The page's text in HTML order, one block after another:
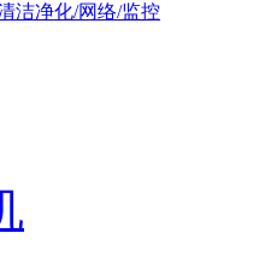
洁净化/网络/监控